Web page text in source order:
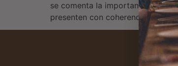
se comenta la importancia de un
presenten con coherencia y